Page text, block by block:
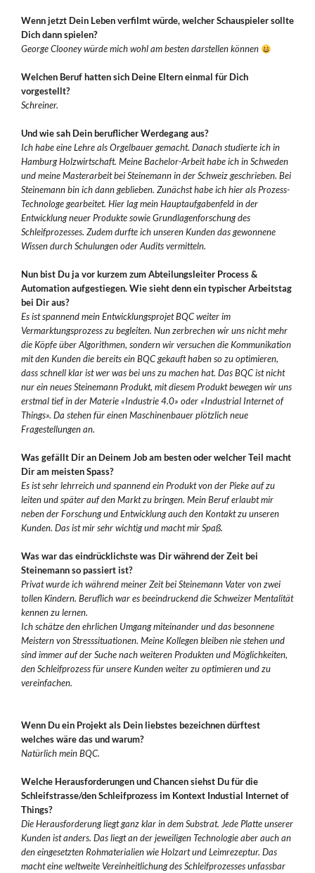
Wenn jetzt Dein Leben verfilmt würde, welcher Schauspieler sollte
Dich dann spielen?
George Clooney würde mich wohl am besten darstellen können
Welchen Beruf hatten sich Deine Eltern einmal für Dich
vorgestellt?
Schreiner.
Und wie sah Dein beruflicher Werdegang aus?
Ich habe eine Lehre als Orgelbauer gemacht. Danach studierte ich in
Hamburg Holzwirtschaft. Meine Bachelor-Arbeit habe ich in Schweden
und meine Masterarbeit bei Steinemann in der Schweiz geschrieben. Bei
Steinemann bin ich dann geblieben. Zunächst habe ich hier als Prozess-
Technologe gearbeitet. Hier lag mein Hauptaufgabenfeld in der
Entwicklung neuer Produkte sowie Grundlagenforschung des
Schleifprozesses. Zudem durfte ich unseren Kunden das gewonnene
Wissen durch Schulungen oder Audits vermitteln.
Nun bist Du ja vor kurzem zum Abteilungsleiter Process &
Automation aufgestiegen. Wie sieht denn ein typischer Arbeitstag
bei Dir aus?
Es ist spannend mein Entwicklungsprojet BQC weiter im
Vermarktungsprozess zu begleiten. Nun zerbrechen wir uns nicht mehr
die Köpfe über Algorithmen, sondern wir versuchen die Kommunikation
mit den Kunden die bereits ein BQC gekauft haben so zu optimieren,
dass schnell klar ist wer was bei uns zu machen hat. Das BQC ist nicht
nur ein neues Steinemann Produkt, mit diesem Produkt bewegen wir uns
erstmal tief in der Materie «Industrie 4.0» oder «Industrial Internet of
Things». Da stehen für einen Maschinenbauer plötzlich neue
Fragestellungen an.
Was gefällt Dir an Deinem Job am besten oder welcher Teil macht
Dir am meisten Spass?
Es ist sehr lehrreich und spannend ein Produkt von der Pieke auf zu
leiten und später auf den Markt zu bringen. Mein Beruf erlaubt mir
neben der Forschung und Entwicklung auch den Kontakt zu unseren
Kunden. Das ist mir sehr wichtig und macht mir Spaß.
Was war das eindrücklichste was Dir während der Zeit bei
Steinemann so passiert ist?
Privat wurde ich während meiner Zeit bei Steinemann Vater von zwei
tollen Kindern. Beruflich war es beeindruckend die Schweizer Mentalität
kennen zu lernen.
Ich schätze den ehrlichen Umgang miteinander und das besonnene
Meistern von Stresssituationen. Meine Kollegen bleiben nie stehen und
sind immer auf der Suche nach weiteren Produkten und Möglichkeiten,
den Schleifprozess für unsere Kunden weiter zu optimieren und zu
vereinfachen.
Wenn Du ein Projekt als Dein liebstes bezeichnen dürftest
welches wäre das und warum?
Natürlich mein BQC.
Welche Herausforderungen und Chancen siehst Du für die
Schleifstrasse/den Schleifprozess im Kontext Industial Internet of
Things?
Die Herausforderung liegt ganz klar in dem Substrat. Jede Platte unserer
Kunden ist anders. Das liegt an der jeweiligen Technologie aber auch an
den eingesetzten Rohmaterialien wie Holzart und Leimrezeptur. Das
macht eine weltweite Vereinheitlichung des Schleifprozesses unfassbar